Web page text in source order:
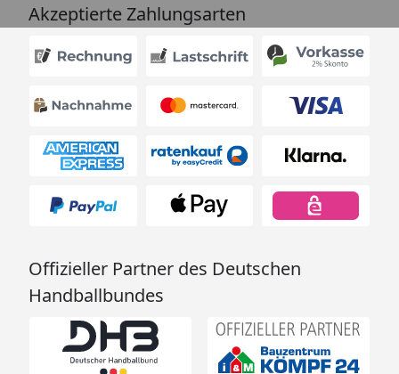
Akzeptierte Zahlungsarten
Offizieller Partner des Deutschen
Handballbundes